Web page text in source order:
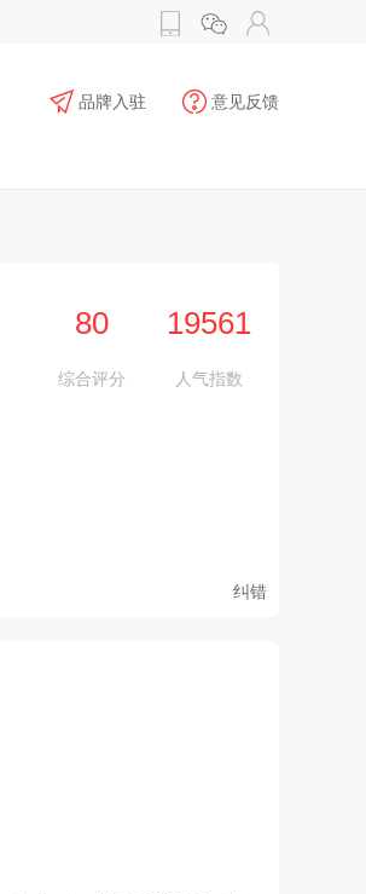
品牌入驻 意见反馈
纠错
综合评分
80
人气指数
19561